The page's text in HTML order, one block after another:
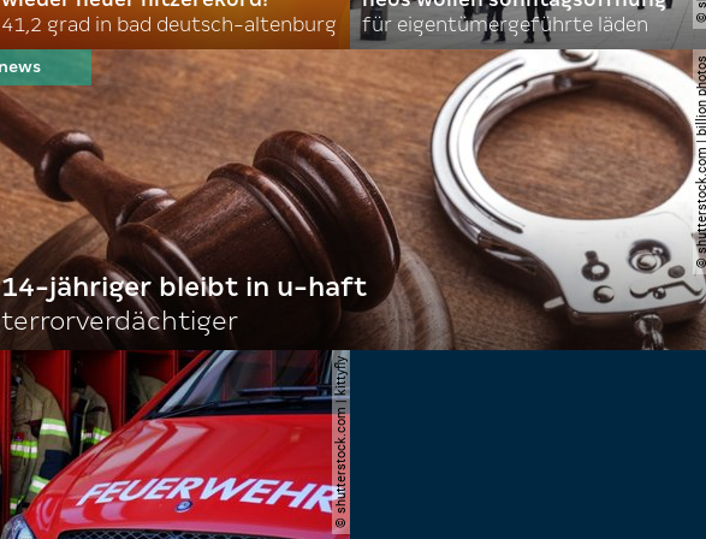
41,2 grad in bad deutsch-altenburg
für eigentümergeführte läden
©
14-jähriger bleibt in u-haft
terrorverdächtiger
© shutterstock.com | kittyfly